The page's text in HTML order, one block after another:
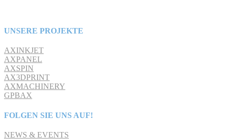
UNSERE PROJEKTE
AXINKJET
AXPANEL
AXSPIN
AX3DPRINT
AXMACHINERY
GPBAX
FOLGEN SIE UNS AUF!
NEWS & EVENTS